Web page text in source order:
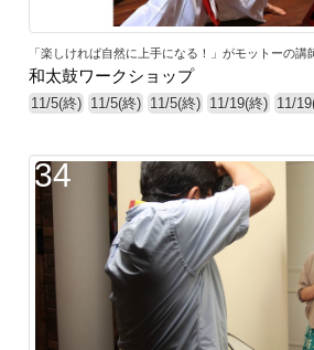
「楽しければ自然に上手になる！」がモットーの講
和太鼓ワークショップ
11/5(終) 11/5(終) 11/5(終) 11/19(終) 11/
34